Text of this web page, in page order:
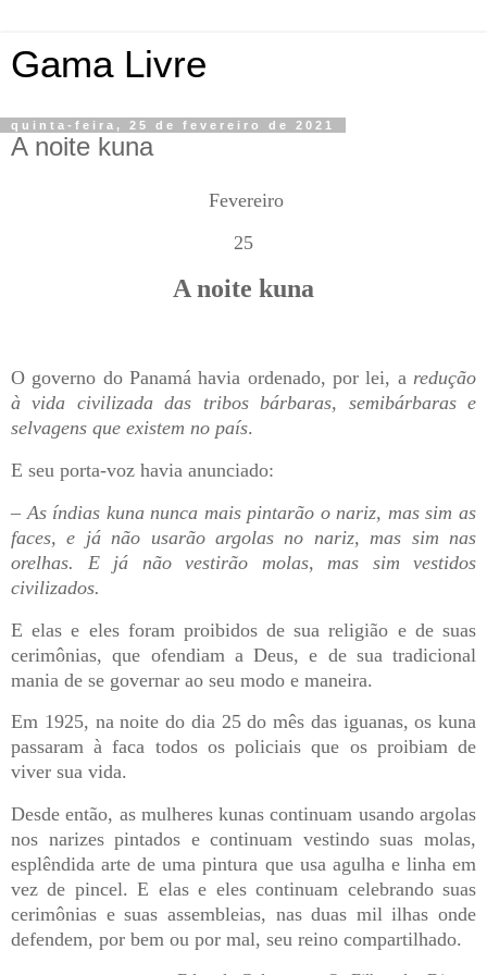
Gama Livre
quinta-feira, 25 de fevereiro de 2021
A noite kuna
Fevereiro
25
A noite kuna
O governo do Panamá havia ordenado, por lei, a redução
à vida civilizada das tribos bárbaras, semibárbaras e
selvagens que existem no país.
E seu porta-voz havia anunciado:
– As índias kuna nunca mais pintarão o nariz, mas sim as
faces, e já não usarão argolas no nariz, mas sim nas
orelhas. E já não vestirão molas, mas sim vestidos
civilizados.
E elas e eles foram proibidos de sua religião e de suas
cerimônias, que ofendiam a Deus, e de sua tradicional
mania de se governar ao seu modo e maneira.
Em 1925, na noite do dia 25 do mês das iguanas, os kuna
passaram à faca todos os policiais que os proibiam de
viver sua vida.
Desde então, as mulheres kunas continuam usando argolas
nos narizes pintados e continuam vestindo suas molas,
esplêndida arte de uma pintura que usa agulha e linha em
vez de pincel. E elas e eles continuam celebrando suas
cerimônias e suas assembleias, nas duas mil ilhas onde
defendem, por bem ou por mal, seu reino compartilhado.